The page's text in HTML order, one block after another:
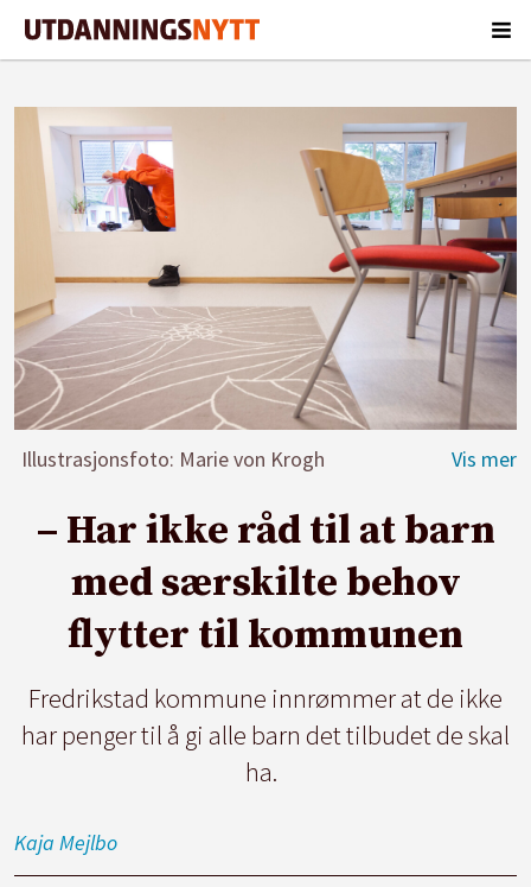
Illustrasjonsfoto: Marie von Krogh
– Har ikke råd til at barn
med særskilte behov
flytter til kommunen
Fredrikstad kommune innrømmer at de ikke
har penger til å gi alle barn det tilbudet de skal
ha.
Kaja Mejlbo